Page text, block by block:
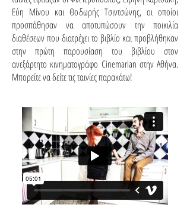
Εύη Μίνου και Θοδωρής Τσιντσώνης, οι οποίοι
προσπάθησαν να αποτυπώσουν την ποικιλία
διαθέσεων που διατρέχει το βιβλίο και προβλήθηκαν
στην πρώτη παρουσίαση του βιβλίου στον
ανεξάρτητο κινηματογράφο Cinemarian στην Αθήνα.
Μπορείτε να δείτε τις ταινίες παρακάτω!